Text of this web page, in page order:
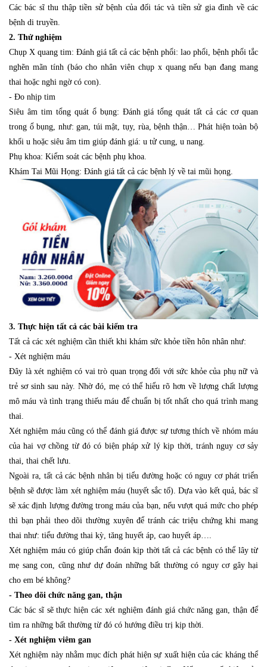
Các bác sĩ thu thập tiền sử bệnh của đối tác và tiền sử gia đình về các
bệnh di truyền.
2. Thử nghiệm
Chụp X quang tim: Đánh giá tất cả các bệnh phổi: lao phổi, bệnh phổi tắc
nghẽn mãn tính (báo cho nhân viên chụp x quang nếu bạn đang mang
thai hoặc nghi ngờ có con).
- Đo nhịp tim
Siêu âm tim tổng quát ổ bụng: Đánh giá tổng quát tất cả các cơ quan
trong ổ bụng, như: gan, túi mật, tụy, rùa, bệnh thận… Phát hiện toàn bộ
khối u hoặc siêu âm tim giúp đánh giá: u tử cung, u nang.
Phụ khoa: Kiểm soát các bệnh phụ khoa.
Khám Tai Mũi Họng: Đánh giá tất cả các bệnh lý về tai mũi họng.
3. Thực hiện tất cả các bài kiểm tra
Tất cả các xét nghiệm cần thiết khi khám sức khỏe tiền hôn nhân như:
- Xét nghiệm máu
Đây là xét nghiệm có vai trò quan trọng đối với sức khỏe của phụ nữ và
trẻ sơ sinh sau này. Nhờ đó, mẹ có thể hiểu rõ hơn về lượng chất lượng
mô máu và tình trạng thiếu máu để chuẩn bị tốt nhất cho quá trình mang
thai.
Xét nghiệm máu cũng có thể đánh giá được sự tương thích về nhóm máu
của hai vợ chồng từ đó có biện pháp xử lý kịp thời, tránh nguy cơ sảy
thai, thai chết lưu.
Ngoài ra, tất cả các bệnh nhân bị tiểu đường hoặc có nguy cơ phát triển
bệnh sẽ được làm xét nghiệm máu (huyết sắc tố). Dựa vào kết quả, bác sĩ
sẽ xác định lượng đường trong máu của bạn, nếu vượt quá mức cho phép
thì bạn phải theo dõi thường xuyên để tránh các triệu chứng khi mang
thai như: tiểu đường thai kỳ, tăng huyết áp, cao huyết áp….
Xét nghiệm máu có giúp chẩn đoán kịp thời tất cả các bệnh có thể lây từ
mẹ sang con, cũng như dự đoán những bất thường có nguy cơ gây hại
cho em bé không?
- Theo dõi chức năng gan, thận
Các bác sĩ sẽ thực hiện các xét nghiệm đánh giá chức năng gan, thận để
tìm ra những bất thường từ đó có hướng điều trị kịp thời.
- Xét nghiệm viêm gan
Xét nghiệm này nhằm mục đích phát hiện sự xuất hiện của các kháng thể